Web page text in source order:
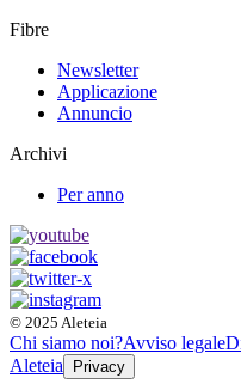
Fibre
Newsletter
Applicazione
Annuncio
Archivi
Per anno
© 2025 Aleteia
Chi siamo noi?Avviso legale
Aleteia
Privacy